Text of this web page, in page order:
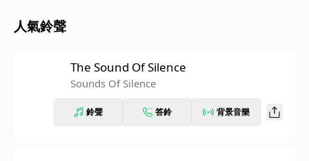
人氣鈴聲
The Sound Of Silence
Sounds Of Silence
鈴聲 答鈴 背景音樂